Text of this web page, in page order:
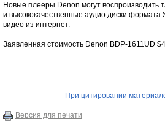
Новые плееры Denon могут воспроизводить
и высококачественные аудио диски формата
видео из интернет.
Заявленная стоимость Denon BDP-1611UD
При цитировании
Версия для печати